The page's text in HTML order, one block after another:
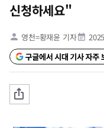
신청하세요"
영천=황재윤 기자